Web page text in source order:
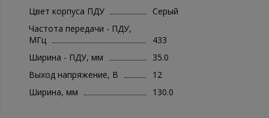
Цвет корпуса ПДУ
Серый
Частота передачи - ПДУ,
МГц
433
Ширина - ПДУ, мм
35.0
Выход напряжение, В
12
Ширина, мм
130.0